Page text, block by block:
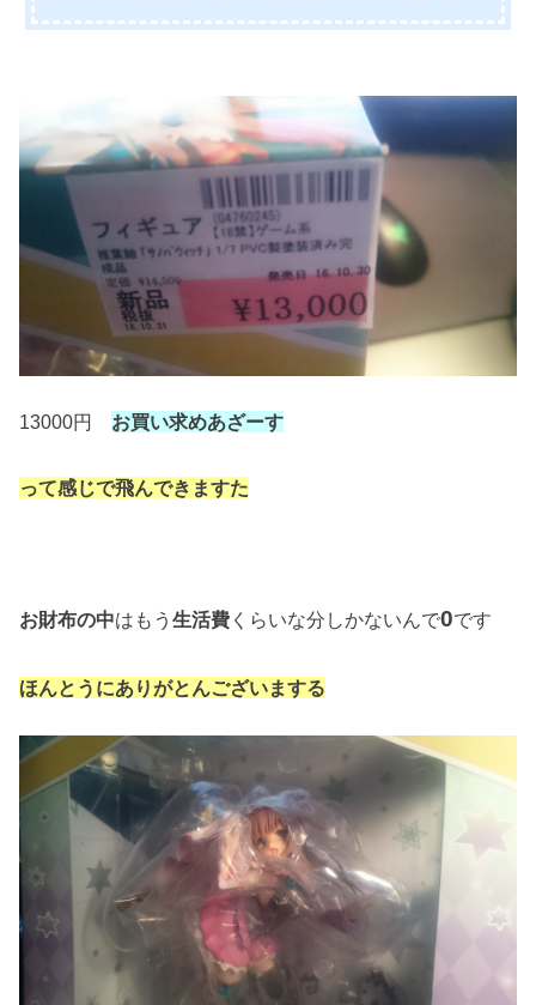
13000円 お買い求めあざーす
って感じで飛んできますた
お財布の中はもう生活費 くらいな分しかないんで0です
ほんとうにありがとんございまする